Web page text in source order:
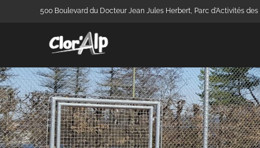
500 Boulevard du Docteur Jean Jules Herbert, Parc d'Activités